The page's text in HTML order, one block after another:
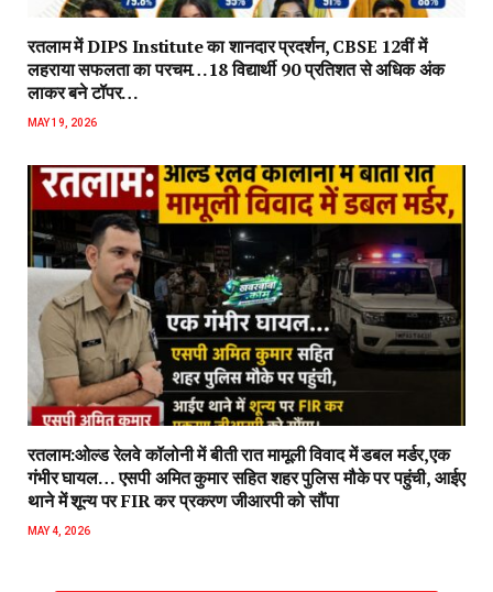
रतलाम में DIPS Institute का शानदार प्रदर्शन, CBSE 12वीं में
लहराया सफलता का परचम…18 विद्यार्थी 90 प्रतिशत से अधिक अंक
लाकर बने टॉपर…
MAY 19, 2026
रतलाम:ओल्ड रेलवे कॉलोनी में बीती रात मामूली विवाद में डबल मर्डर,एक
गंभीर घायल… एसपी अमित कुमार सहित शहर पुलिस मौके पर पहुंची, आईए
थाने में शून्य पर FIR कर प्रकरण जीआरपी को सौंपा
MAY 4, 2026